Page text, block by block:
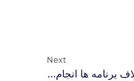
Next
پاسخ هایی برای اندیشیدن 68-چرا گاه کارها بر خلاف برنامه ها انجام می شود؟